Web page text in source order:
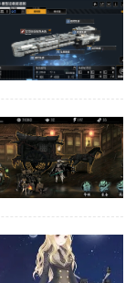
通信传输问题，核心
组合，分别是飞天续
内置服装店选购入手